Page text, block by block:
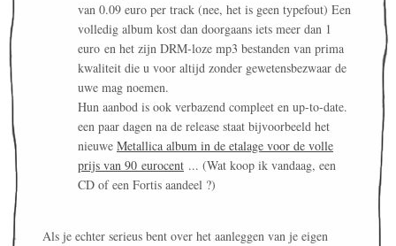
van 0.09 euro per track (nee, het is geen typefout) Een
volledig album kost dan doorgaans iets meer dan 1
euro en het zijn DRM-loze mp3 bestanden van prima
kwaliteit die u voor altijd zonder gewetensbezwaar de
uwe mag noemen.
Hun aanbod is ook verbazend compleet en up-to-date.
een paar dagen na de release staat bijvoorbeeld het
nieuwe Metallica album in de etalage voor de volle
prijs van 90 eurocent ... (Wat koop ik vandaag, een
CD of een Fortis aandeel ?)
Als je echter serieus bent over het aanleggen van je eigen